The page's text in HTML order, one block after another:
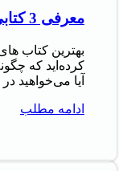
معرفی 3 کتابی که موفقیت شما را تضمین می‌کنند
بهترین کتاب
کرده‌اید که
آیا می‌خواهید
ادامه مطلب